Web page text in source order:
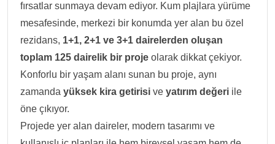
fırsatlar sunmaya devam ediyor. Kum plajlara yürüme
mesafesinde, merkezi bir konumda yer alan bu özel
rezidans, 1+1, 2+1 ve 3+1 dairelerden oluşan
toplam 125 dairelik bir proje olarak dikkat çekiyor.
Konforlu bir yaşam alanı sunan bu proje, aynı
zamanda yüksek kira getirisi ve yatırım değeri ile
öne çıkıyor.
Projede yer alan daireler, modern tasarımı ve